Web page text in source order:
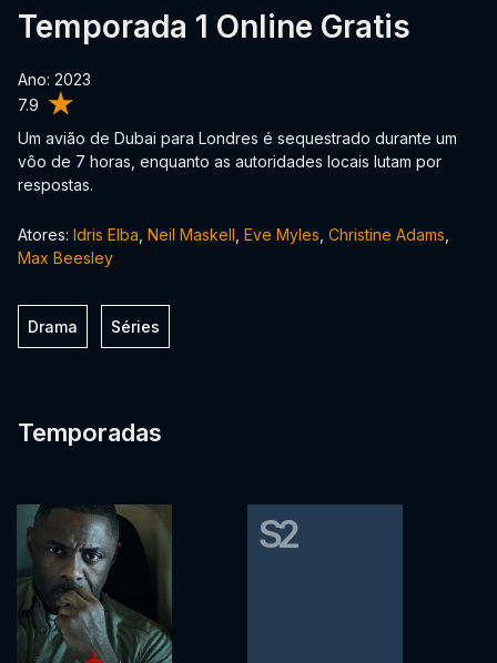
7.9
Temporada 1 Online Gratis
Ano: 2023
Um avião de Dubai para Londres é sequestrado durante um
vôo de 7 horas, enquanto as autoridades locais lutam por
respostas.
Atores: Idris Elba Neil Maskell Eve Myles Christine Adams
Max Beesley
Drama Séries
Temporadas
S2